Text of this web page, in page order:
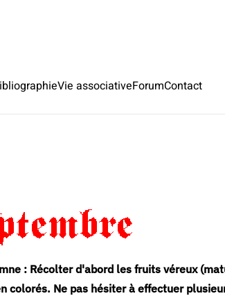
Vie associativeForumContact
: Récolter d'abord les fruits véreux
Ne pas hésiter à effectuer